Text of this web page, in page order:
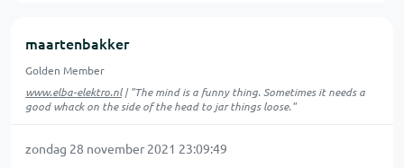
maartenbakker
Golden Member
www.elba-elektro.nl| "The mind is a funny thing. Sometimes it needs a
good whack on the side of the head to jar things loose."
zondag 28 november 2021 23:09:49